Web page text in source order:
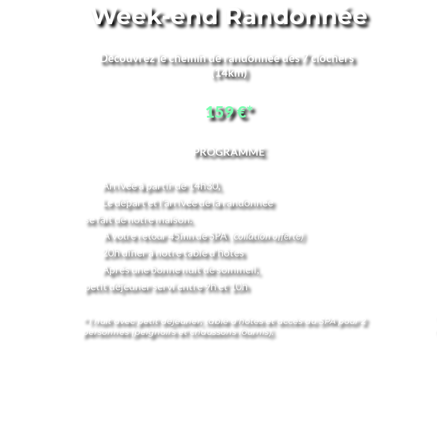
Week-end Randonnée
Découvrez le chemin de randonnée des 7 clochers
(14km)
159 €*
PROGRAMME
Arrivée à partir de 14h30,
Le départ et l'arrivée de la randonnée
se fait de notre maison.
A votre retour 45mn de SPA (collation offerte)
20h dîner à notre table d'hôtes
Après une bonne nuit de sommeil,
petit déjeuner servi entre 9h et 10h
* 1 nuit avec petit déjeuner, table d'hôtes et accès au SPA pour 2
personnes (peignoirs et chaussons fournis).